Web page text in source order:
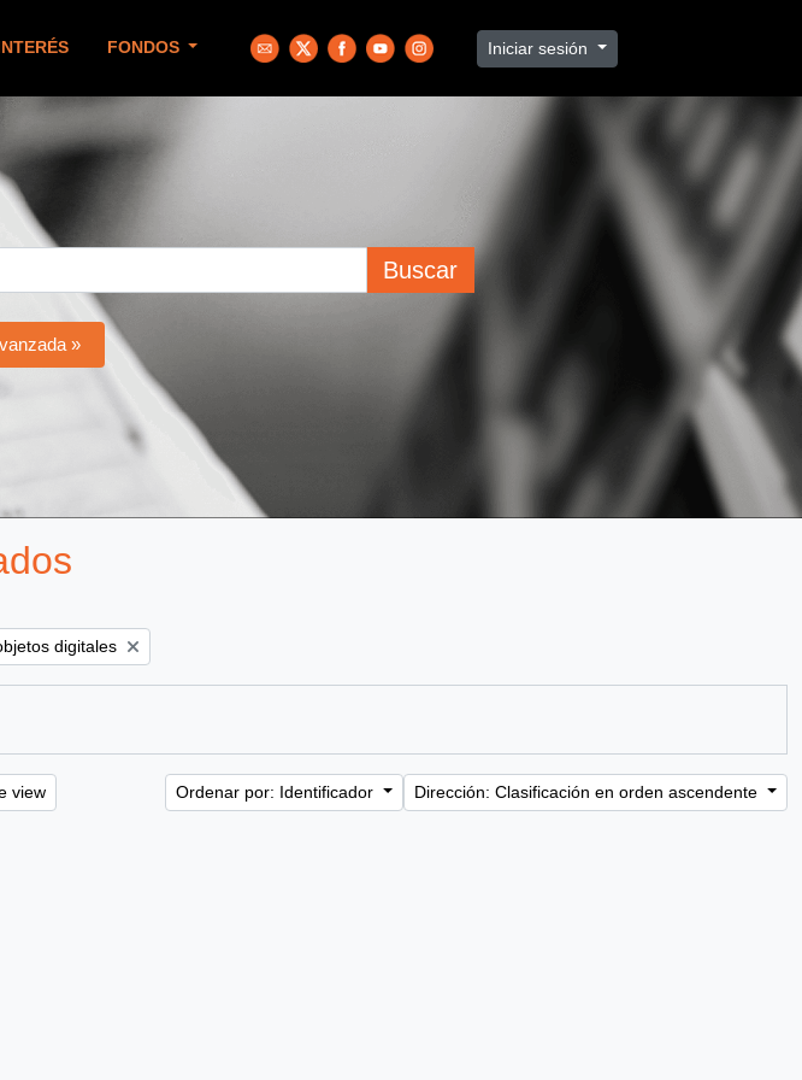
FONDOS Iniciar sesión
Buscar
»
filter:digitales
view Ordenar por: Identificador Dirección: Clasificación en orden ascendente